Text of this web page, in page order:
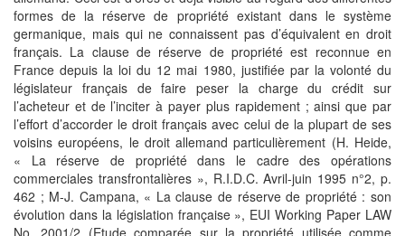
formes de la réserve de propriété existant dans le système
germanique, mais qui ne connaissent pas d’équivalent en droit
français. La clause de réserve de propriété est reconnue en
France depuis la loi du 12 mai 1980, justifiée par la volonté du
législateur français de faire peser la charge du crédit sur
l’acheteur et de l’inciter à payer plus rapidement ; ainsi que par
l’effort d’accorder le droit français avec celui de la plupart de ses
voisins européens, le droit allemand particulièrement (H. Heide,
« La réserve de propriété dans le cadre des opérations
commerciales transfrontalières », R.I.D.C. Avril-juin 1995 n°2, p.
462 ; M-J. Campana, « La clause de réserve de propriété : son
évolution dans la législation française », EUI Working Paper LAW
No. 2001/2 (Etude comparée sur la propriété utilisée comme